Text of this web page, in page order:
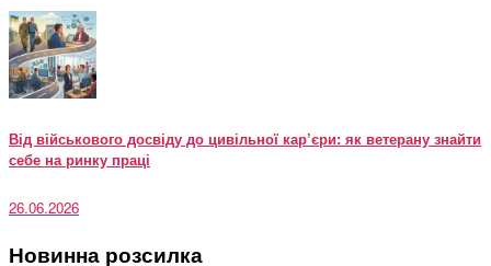
Від військового досвіду до цивільної кар’єри: як ветерану знайти
себе на ринку праці
26.06.2026
Новинна розсилка